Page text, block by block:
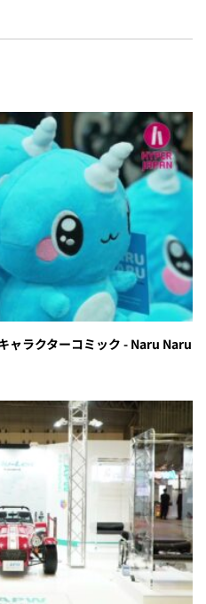
ャラクターコミック - Naru Naru